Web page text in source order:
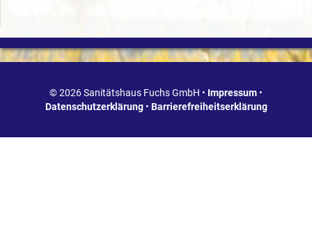
© 2026 Sanitätshaus Fuchs GmbH • Impressum •
Datenschutzerklärung• Barrierefreiheitserklärung